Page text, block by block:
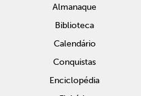
Almanaque
Biblioteca
Calendário
Conquistas
Enciclopédia